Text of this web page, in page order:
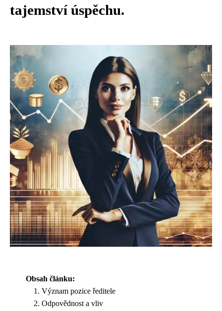
tajemství úspěchu.
Obsah článku:
Význam pozice ředitele
Odpovědnost a vliv